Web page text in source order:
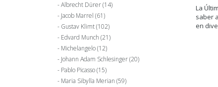
Albrecht Dürer(14)
Jacob Marrel (61)
Gustav Klimt(102)
Edvard Munch (21)
Michelangelo(12)
Johann Adam Schlesinger(20)
Pablo Picasso(15)
Maria Sibylla Merian (59)
La
saber
en